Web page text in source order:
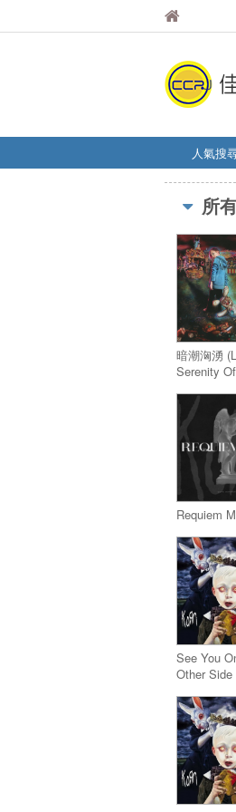
人氣搜
STRAY
所
暗潮洶湧
Serenity Of
Requiem
See You
Other Side
[INDIE
Magenta]